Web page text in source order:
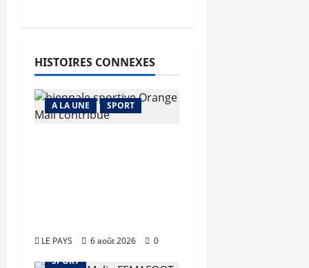
HISTOIRES CONNEXES
A LA UNE SPORT
LE PAYS 6 août 2026
0
SPORT